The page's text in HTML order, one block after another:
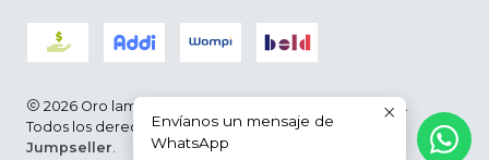
2026 Oro laminado D´Arce |Joyería Fina | Colombia.
Todos los derechos reservados. Desarrollado por
Jumpseller.
Envíanos un mensaje de
WhatsApp